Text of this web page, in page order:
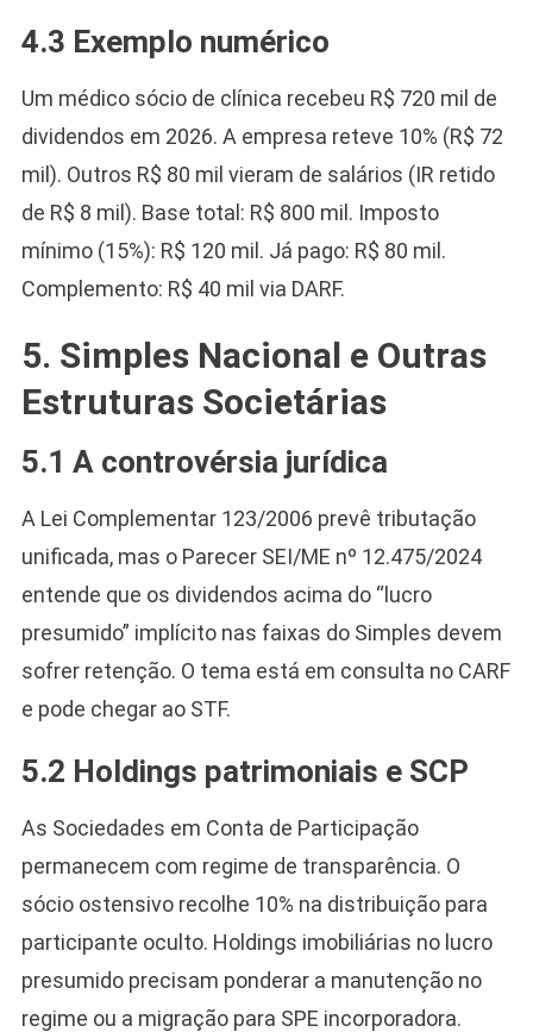
4.3 Exemplo numérico
Um médico sócio de clínica recebeu R$ 720 mil de
dividendos em 2026. A empresa reteve 10% (R$ 72
mil). Outros R$ 80 mil vieram de salários (IR retido
de R$ 8 mil). Base total: R$ 800 mil. Imposto
mínimo (15%): R$ 120 mil. Já pago: R$ 80 mil.
Complemento: R$ 40 mil via DARF.
5. Simples Nacional e Outras
Estruturas Societárias
5.1 A controvérsia jurídica
A Lei Complementar 123/2006 prevê tributação
unificada, mas o Parecer SEI/ME nº 12.475/2024
entende que os dividendos acima do “lucro
presumido” implícito nas faixas do Simples devem
sofrer retenção. O tema está em consulta no CARF
e pode chegar ao STF.
5.2 Holdings patrimoniais e SCP
As Sociedades em Conta de Participação
permanecem com regime de transparência. O
sócio ostensivo recolhe 10% na distribuição para
participante oculto. Holdings imobiliárias no lucro
presumido precisam ponderar a manutenção no
regime ou a migração para SPE incorporadora.